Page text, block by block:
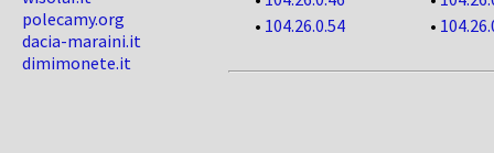
polecamy.org
dacia-maraini.it
dimimonete.it
• 104.26.0.54 •